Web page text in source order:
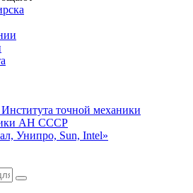
Института точной механики
АН СССР
Унипро, Sun, Intel»